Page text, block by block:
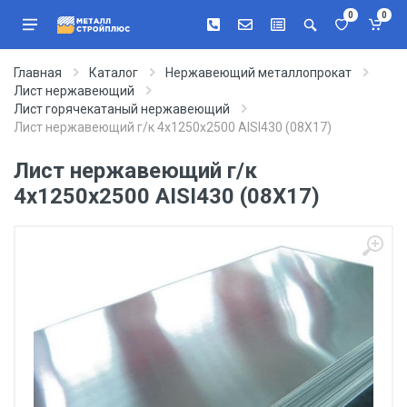
0 0
Главная Каталог
Нержавеющий металлопрокат
Лист нержавеющий
Лист горячекатаный нержавеющий
Лист нержавеющий г/к 4х1250х2500 AISI430 (08Х17)
Лист нержавеющий г/к
4х1250х2500 AISI430 (08Х17)